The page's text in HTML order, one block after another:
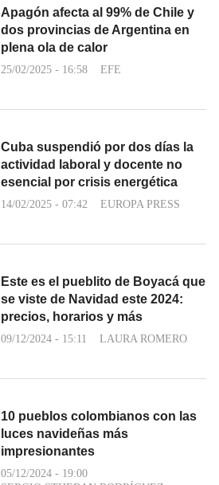
Apagón afecta al 99% de Chile y
dos provincias de Argentina en
plena ola de calor
25/02/2025 - 16:58 EFE
Cuba suspendió por dos días la
actividad laboral y docente no
esencial por crisis energética
14/02/2025 - 07:42 EUROPA PRESS
Este es el pueblito de Boyacá que
se viste de Navidad este 2024:
precios, horarios y más
09/12/2024 - 15:11 LAURA ROMERO
10 pueblos colombianos con las
luces navideñas más
impresionantes
05/12/2024 - 19:00